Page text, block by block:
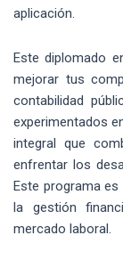
aplicación.
Este diplomado
mejorar tus
contabilidad
experimentados
integral que
enfrentar los
Este programa
la gestión
mercado laboral.